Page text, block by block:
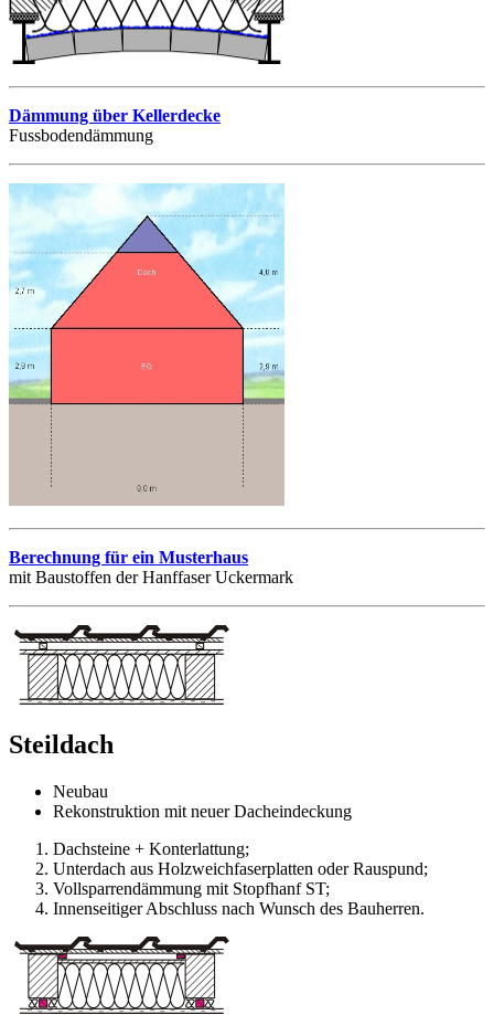
Dämmung über Kellerdecke
Fussbodendämmung
Berechnung für ein Musterhaus
mit Baustoffen der Hanffaser Uckermark
Steildach
Neubau
Rekonstruktion mit neuer Dacheindeckung
Dachsteine + Konterlattung;
Unterdach aus Holzweichfaserplatten oder Rauspund;
Vollsparrendämmung mit Stopfhanf ST;
Innenseitiger Abschluss nach Wunsch des Bauherren.